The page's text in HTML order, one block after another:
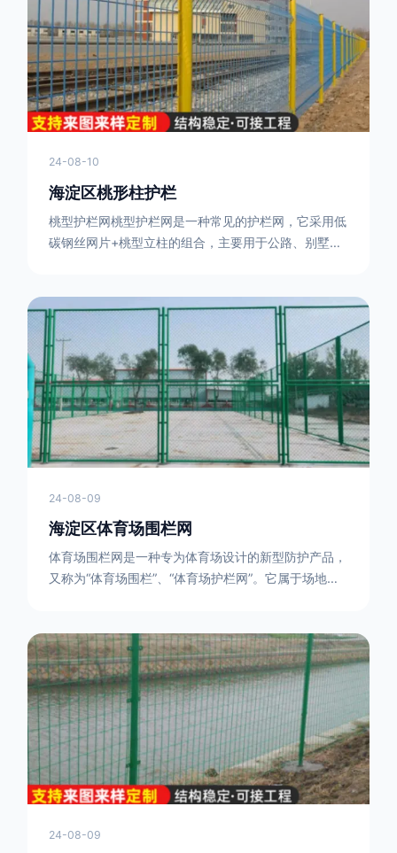
或车辆故障而导致的事故发生，减少交通事故的发生
率。隔离功能：市政道路护栏可以将道路与人行道、绿
化带等隔离开来，避
24-08-10
海淀区桃形柱护栏
桃型护栏网桃型护栏网是一种常见的护栏网，它采用低
碳钢丝网片+桃型立柱的组合，主要用于公路、别墅小
型，安装方便。桃型护栏网的安装方法如下：先固定
17631598285根色谱柱，然后将网格钩在此色谱柱
上，然后将第二根色谱柱钩在网格上，然后将其拧紧，
然后类推，一套一套的安装即可。该安装牢固美观，不
会损坏油漆表面 。桃型护栏网使
24-08-09
海淀区体育场围栏网
体育场围栏网是一种专为体育场设计的新型防护产品，
又称为“体育场围栏”、“体育场护栏网”。它属于场地围
整。体育场围栏网的材质有很多种，如钢丝绳网、聚酯
纤维网、玻璃纤维网等。不同材质的体育场围栏网具有
不同的特点和优缺点。例如，钢丝绳网具有强度高、耐
腐蚀、耐磨损等特点；聚酯纤维网则具有柔韧性好、透
气性好等特点。体育场围栏网是一种
24-08-09